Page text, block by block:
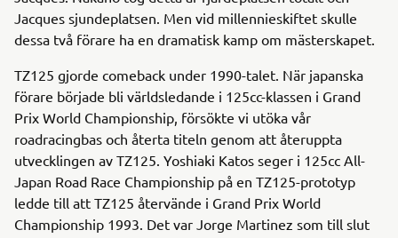
Jacques sjundeplatsen. Men vid millennieskiftet skulle
dessa två förare ha en dramatisk kamp om mästerskapet.
TZ125 gjorde comeback under 1990-talet. När japanska
förare började bli världsledande i 125cc-klassen i Grand
Prix World Championship, försökte vi utöka vår
roadracingbas och återta titeln genom att återuppta
utvecklingen av TZ125. Yoshiaki Katos seger i 125cc All-
Japan Road Race Championship på en TZ125-prototyp
ledde till att TZ125 återvände i Grand Prix World
Championship 1993. Det var Jorge Martinez som till slut